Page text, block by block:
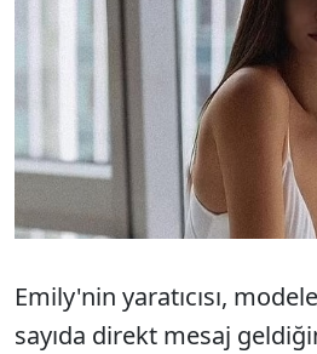
Emily'nin yaratıcısı,
sayıda direkt mesaj